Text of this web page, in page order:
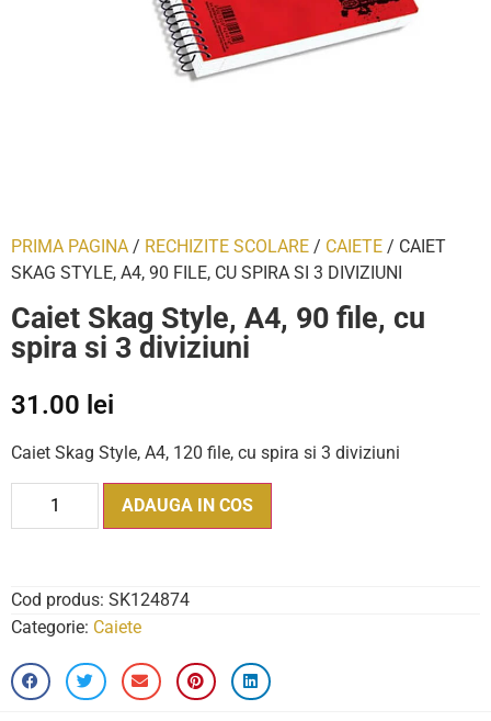
PRIMA PAGINA / RECHIZITE SCOLARE / CAIETE / CAIET
SKAG STYLE, A4, 90 FILE, CU SPIRA SI 3 DIVIZIUNI
Caiet Skag Style, A4, 90 file, cu
spira si 3 diviziuni
31.00 lei
Caiet Skag Style, A4, 120 file, cu spira si 3 diviziuni
ADAUGA IN COS
Cod produs: SK124874
Categorie: Caiete